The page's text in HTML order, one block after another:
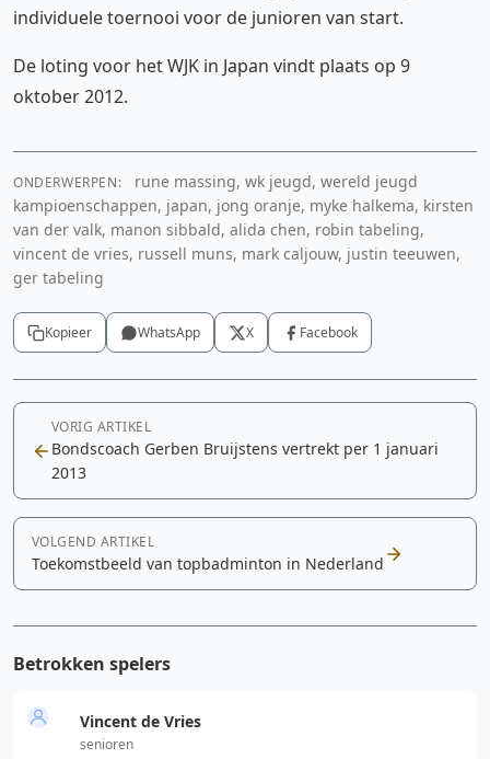
individuele toernooi voor de junioren van start.
De loting voor het WJK in Japan vindt plaats op 9
oktober 2012.
ONDERWERPEN:
rune massing, wk jeugd, wereld jeugd
kampioenschappen, japan, jong oranje, myke halkema, kirsten
van der valk, manon sibbald, alida chen, robin tabeling,
vincent de vries, russell muns, mark caljouw, justin teeuwen,
ger tabeling
Kopieer WhatsApp X Facebook
VORIG ARTIKEL
Bondscoach Gerben Bruijstens vertrekt per 1 januari
2013
VOLGEND ARTIKEL
Toekomstbeeld van topbadminton in Nederland
Betrokken spelers
Vincent de Vries
senioren